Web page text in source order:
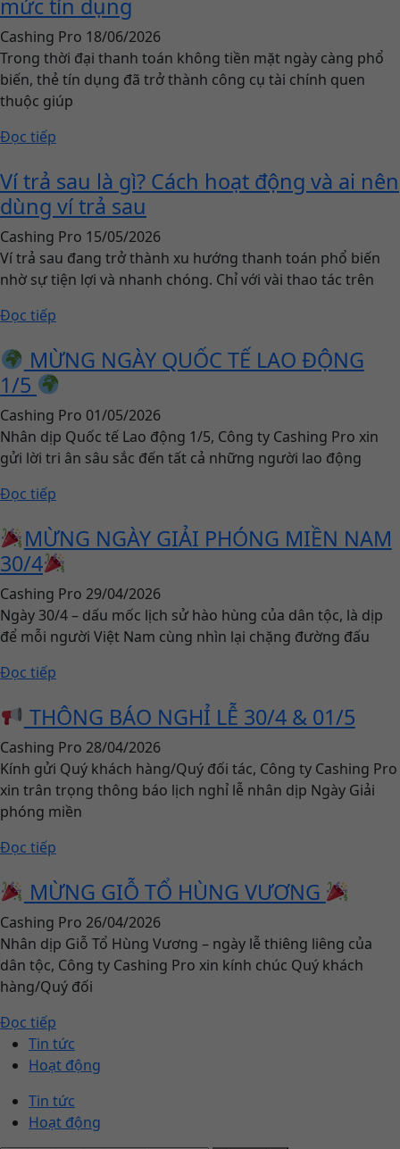
mức tín dụng
Cashing Pro 18/06/2026
Trong thời đại thanh toán không tiền mặt ngày càng phổ
biến, thẻ tín dụng đã trở thành công cụ tài chính quen
thuộc giúp
Đọc tiếp
Ví trả sau là gì? Cách hoạt động và ai nên
dùng ví trả sau
Cashing Pro 15/05/2026
Ví trả sau đang trở thành xu hướng thanh toán phổ biến
nhờ sự tiện lợi và nhanh chóng. Chỉ với vài thao tác trên
Đọc tiếp
MỪNG NGÀY QUỐC TẾ LAO ĐỘNG
1/5
Cashing Pro 01/05/2026
Nhân dịp Quốc tế Lao động 1/5, Công ty Cashing Pro xin
gửi lời tri ân sâu sắc đến tất cả những người lao động
Đọc tiếp
MỪNG NGÀY GIẢI PHÓNG MIỀN NAM
30/4
Cashing Pro 29/04/2026
Ngày 30/4 – dấu mốc lịch sử hào hùng của dân tộc, là dịp
để mỗi người Việt Nam cùng nhìn lại chặng đường đấu
Đọc tiếp
THÔNG BÁO NGHỈ LỄ 30/4 & 01/5
Cashing Pro 28/04/2026
Kính gửi Quý khách hàng/Quý đối tác, Công ty Cashing Pro
xin trân trọng thông báo lịch nghỉ lễ nhân dịp Ngày Giải
phóng miền
Đọc tiếp
MỪNG GIỖ TỔ HÙNG VƯƠNG
Cashing Pro 26/04/2026
Nhân dịp Giỗ Tổ Hùng Vương – ngày lễ thiêng liêng của
dân tộc, Công ty Cashing Pro xin kính chúc Quý khách
hàng/Quý đối
Đọc tiếp
Tin tức
Hoạt động
Tin tức
Hoạt động